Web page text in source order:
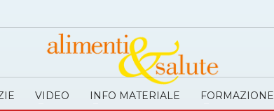
VIDEO INFO MATERIALE FORMAZIONE